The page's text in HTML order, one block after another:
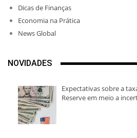
Dicas de Finanças
Economia na Prática
News Global
NOVIDADES
Expectativas sobre a
Reserve em meio a